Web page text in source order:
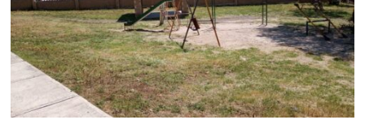
r
e
d
e
2
0
2
1